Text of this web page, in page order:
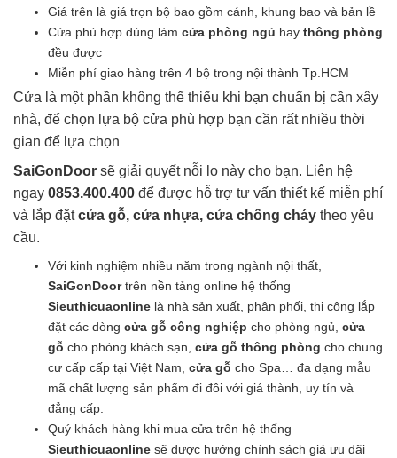
Giá trên là giá trọn bộ bao gồm cánh, khung bao và bản lề
Cửa phù hợp dùng làm cửa phòng ngủ hay thông phòng
đều được
Miễn phí giao hàng trên 4 bộ trong nội thành Tp.HCM
Cửa là một phần không thể thiếu khi bạn chuẩn bị cần xây
nhà, để chọn lựa bộ cửa phù hợp bạn cần rất nhiều thời
gian để lựa chọn
SaiGonDoor sẽ giải quyết nỗi lo này cho bạn. Liên hệ
ngay 0853.400.400 để được hỗ trợ tư vấn thiết kế miễn phí
và lắp đặtcửa gỗ, cửa nhựa, cửa chống cháy theo yêu
cầu.
Với kinh nghiệm nhiều năm trong ngành nội thất,
SaiGonDoortrên nền tảng online hệ thống
Sieuthicuaonlinelà nhà sản xuất, phân phối, thi công lắp
đặt các dòng cửa gỗ công nghiệp cho phòng ngủ, cửa
gỗ cho phòng khách sạn, cửa gỗ thông phòng cho chung
cư cấp cấp tại Việt Nam, cửa gỗ cho Spa… đa dạng mẫu
mã chất lượng sản phẩm đi đôi với giá thành, uy tín và
đẳng cấp.
Quý khách hàng khi mua cửa trên hệ thống
Sieuthicuaonlinesẽ được hướng chính sách giá ưu đãi